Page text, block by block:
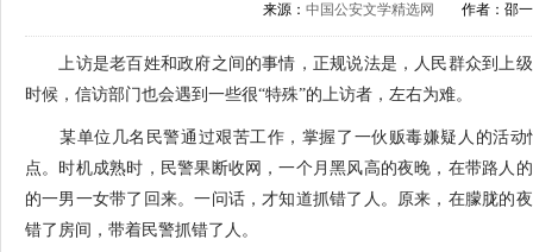
来源：中国公安文学精选网 作者：邵
上访是老百姓和政府之间的事情，正规说法是，人民群众到上级
时候，信访部门也会遇到一些很“特殊”的上访者，左右为难。
某单位几名民警通过艰苦工作，掌握了一伙贩毒嫌疑人的活动
点。时机成熟时，民警果断收网，一个月黑风高的夜晚，在带路人
的一男一女带了回来。一问话，才知道抓错了人。原来，在朦胧的
错了房间，带着民警抓错了人。